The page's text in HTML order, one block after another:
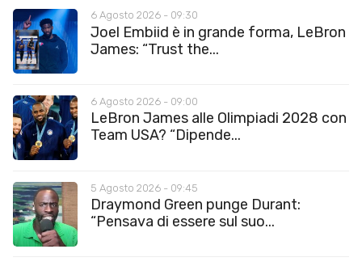
6 Agosto 2026 - 09:30
Joel Embiid è in grande forma, LeBron
James: “Trust the...
6 Agosto 2026 - 09:00
LeBron James alle Olimpiadi 2028 con
Team USA? “Dipende...
5 Agosto 2026 - 09:45
Draymond Green punge Durant:
“Pensava di essere sul suo...